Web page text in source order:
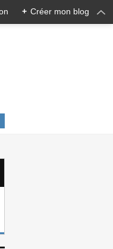
+ Créer mon blog